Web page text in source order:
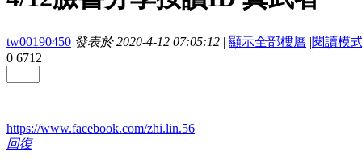
tw00190450 發表於 2020-4-12 07:05:12 | 顯示全部樓層 |閱讀模
0 6712
https://www.facebook.com/zhi.lin.56
回復